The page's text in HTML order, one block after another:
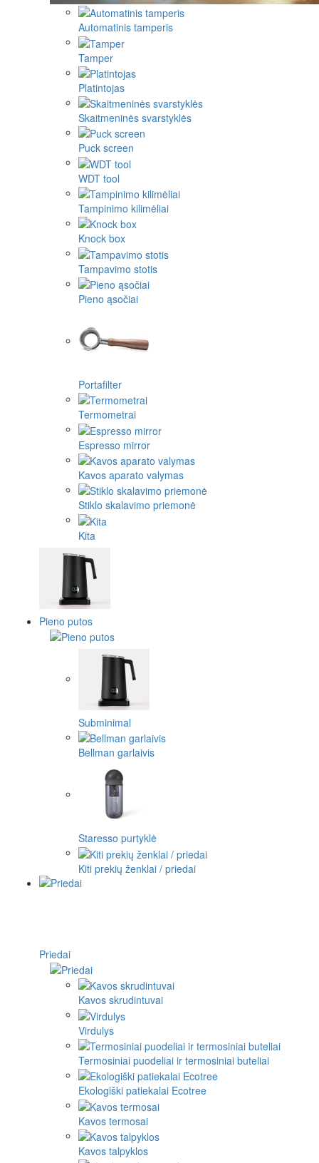
Automatinis tamperis
Tamper
Platintojas
Skaitmeninės svarstyklės
Puck screen
WDT tool
Tampinimo kilimėliai
Knock box
Tampavimo stotis
Pieno ąsočiai
Portafilter
Termometrai
Espresso mirror
Kavos aparato valymas
Stiklo skalavimo priemonė
Kita
Pieno putos
Subminimal
Bellman garlaivis
Staresso purtyklė
Kiti prekių ženklai / priedai
Priedai
Kavos skrudintuvai
Virdulys
Termosiniai puodeliai ir termosiniai buteliai
Ekologiški patiekalai Ecotree
Kavos termosai
Kavos talpyklos